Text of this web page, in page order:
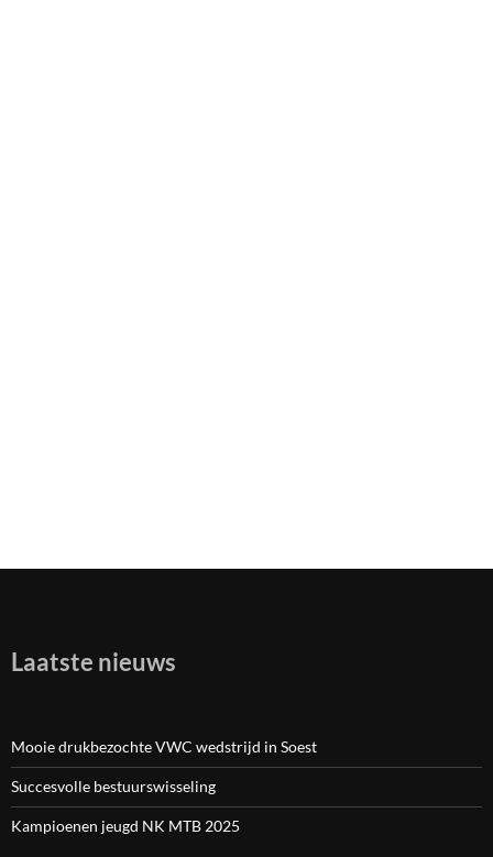
Laatste nieuws
Mooie drukbezochte VWC wedstrijd in Soest
Succesvolle bestuurswisseling
Kampioenen jeugd NK MTB 2025